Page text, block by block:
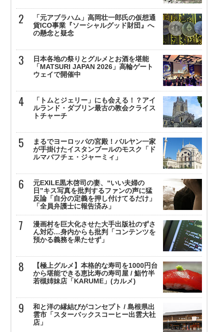
「元アブラハム」高岡壮一郎氏の仮想通
貨ICO事業『ソーシャルグッド財団』へ
の懸念と疑念
日本各地の祭りとグルメとお酒を堪能
「MATSURI JAPAN 2026」高輪ゲート
ウェイで開催中
「トムとジェリー」にも会える！？アイ
ルランド・ダブリン最古の教会クライス
トチャーチ
まるでヨーロッパの宮殿！バルヤン一家
が手掛けたイスタンブールのモスク「ド
ルマバフチェ・ジャーミィ」
元EXILE黒木啓司の妻、“いい夫婦の
日”キス写真を批判するファンの声に猛
反論「自分の定義を押し付けてるだけ」
「全員弁護士に報告済み」
漫画村を巨大化させた大手出版社のずさ
ん対応…身内からも批判「コンテンツを
預かる義務を果たせず」
【極上グルメ】本格的な寿司を1000円台
から堪能できる恵比寿の寿司屋 / 鮨竹半
若槻姉妹店「KARUME」(カルメ)
和と洋の縁結びがコンセプト / 島根県出
雲市「スターバックスコーヒー出雲大社
店」